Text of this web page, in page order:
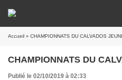
Accueil » CHAMPIONNATS DU CALVADOS
CHAMPIONNATS DU
Publié le 02/10/2019 à 02:33